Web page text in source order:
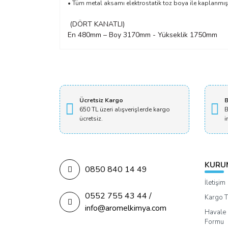
• Tüm metal aksamı elektrostatik toz boya ile
(DÖRT KANATLI)
En 480mm – Boy 3170mm - Yükseklik 1750mm
Ücretsiz Kargo
650 TL üzeri alışverişlerde kargo
ücretsiz.
0850 840 14 49
0552 755 43 44 /
info@aromelkimya.com
İletişim
Kargo
Formu